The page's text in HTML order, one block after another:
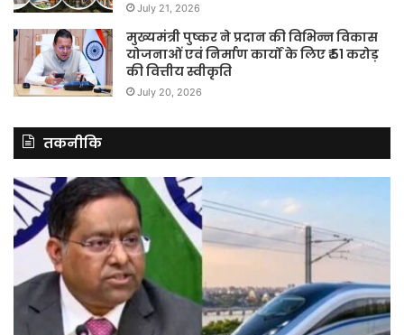
July 21, 2026
मुख्यमंत्री पुष्कर ने प्रदान की विभिन्न विकास
योजनाओं एवं निर्माण कार्यों के लिए ₹ 51 करोड़
की वित्तीय स्वीकृति
July 20, 2026
तकनीकि